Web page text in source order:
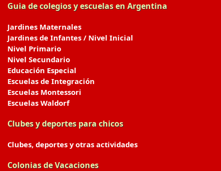
Guia de colegios y escuelas en Argentina
Jardines Maternales
Jardines de Infantes / Nivel Inicial
Nivel Primario
Nivel Secundario
Educación Especial
Escuelas de Integración
Escuelas Montessori
Escuelas Waldorf
Clubes y deportes para chicos
Clubes, deportes y otras actividades
Colonias de Vacaciones